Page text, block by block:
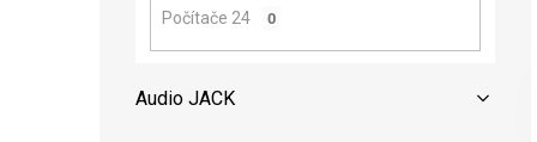
Počítače 24 0
Audio JACK